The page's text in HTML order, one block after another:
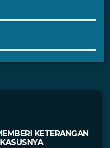
KETERANGAN